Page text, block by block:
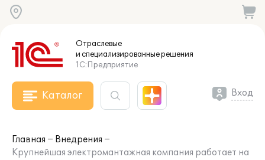
Отраслевые
и специализированныерешения
1С:Предприятие
Каталог Вход
Главная
Внедрения
Крупнейшая электромантажная компания работает на